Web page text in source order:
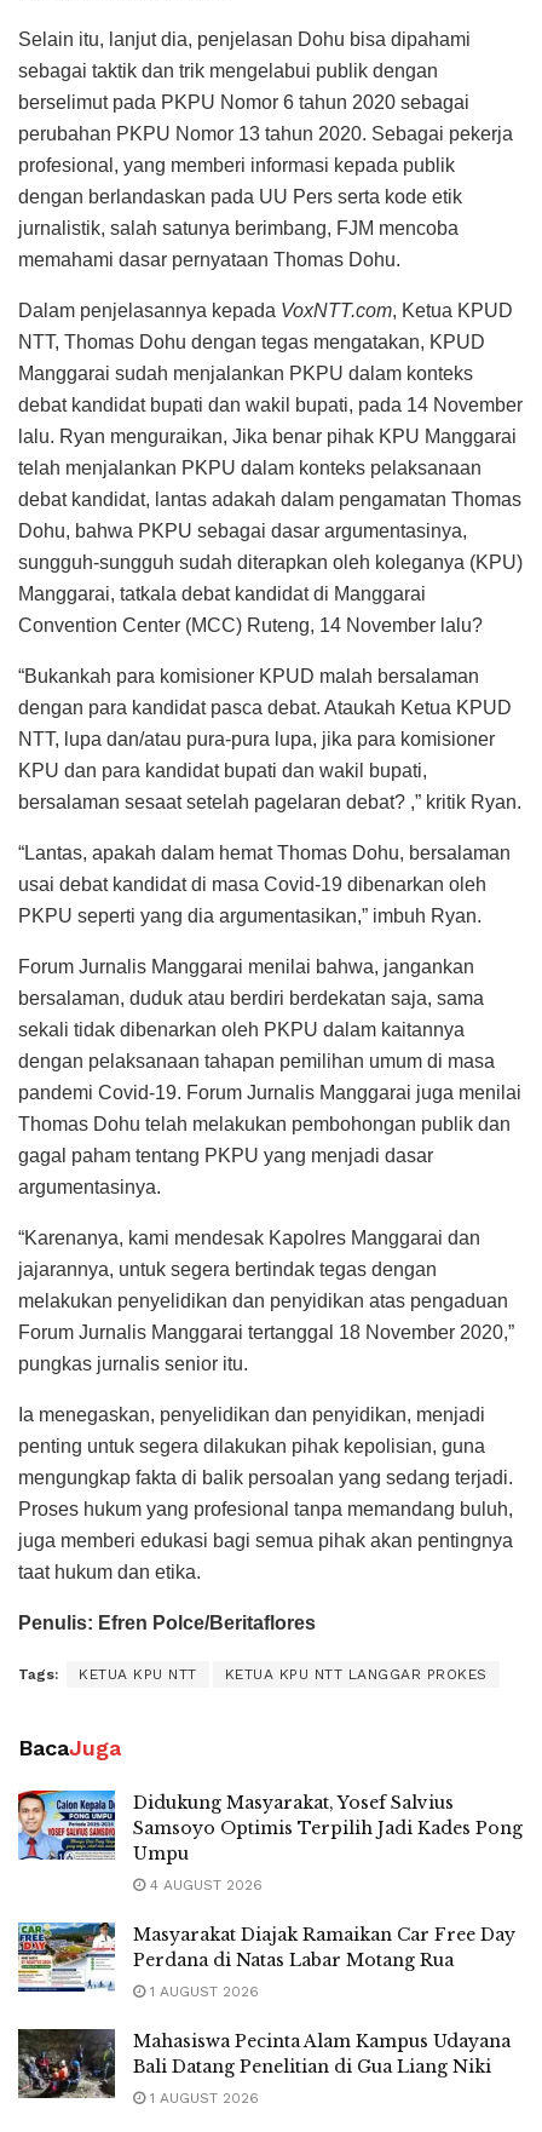
Selain itu, lanjut dia, penjelasan Dohu bisa dipahami
sebagai taktik dan trik mengelabui publik dengan
berselimut pada PKPU Nomor 6 tahun 2020 sebagai
perubahan PKPU Nomor 13 tahun 2020. Sebagai pekerja
profesional, yang memberi informasi kepada publik
dengan berlandaskan pada UU Pers serta kode etik
jurnalistik, salah satunya berimbang, FJM mencoba
memahami dasar pernyataan Thomas Dohu.
Dalam penjelasannya kepada VoxNTT.com, Ketua KPUD
NTT, Thomas Dohu dengan tegas mengatakan, KPUD
Manggarai sudah menjalankan PKPU dalam konteks
debat kandidat bupati dan wakil bupati, pada 14 November
lalu. Ryan menguraikan, Jika benar pihak KPU Manggarai
telah menjalankan PKPU dalam konteks pelaksanaan
debat kandidat, lantas adakah dalam pengamatan Thomas
Dohu, bahwa PKPU sebagai dasar argumentasinya,
sungguh-sungguh sudah diterapkan oleh koleganya (KPU)
Manggarai, tatkala debat kandidat di Manggarai
Convention Center (MCC) Ruteng, 14 November lalu?
“Bukankah para komisioner KPUD malah bersalaman
dengan para kandidat pasca debat. Ataukah Ketua KPUD
NTT, lupa dan/atau pura-pura lupa, jika para komisioner
KPU dan para kandidat bupati dan wakil bupati,
bersalaman sesaat setelah pagelaran debat? ,” kritik Ryan.
“Lantas, apakah dalam hemat Thomas Dohu, bersalaman
usai debat kandidat di masa Covid-19 dibenarkan oleh
PKPU seperti yang dia argumentasikan,” imbuh Ryan.
Forum Jurnalis Manggarai menilai bahwa, jangankan
bersalaman, duduk atau berdiri berdekatan saja, sama
sekali tidak dibenarkan oleh PKPU dalam kaitannya
dengan pelaksanaan tahapan pemilihan umum di masa
pandemi Covid-19. Forum Jurnalis Manggarai juga menilai
Thomas Dohu telah melakukan pembohongan publik dan
gagal paham tentang PKPU yang menjadi dasar
argumentasinya.
“Karenanya, kami mendesak Kapolres Manggarai dan
jajarannya, untuk segera bertindak tegas dengan
melakukan penyelidikan dan penyidikan atas pengaduan
Forum Jurnalis Manggarai tertanggal 18 November 2020,”
pungkas jurnalis senior itu.
Ia menegaskan, penyelidikan dan penyidikan, menjadi
penting untuk segera dilakukan pihak kepolisian, guna
mengungkap fakta di balik persoalan yang sedang terjadi.
Proses hukum yang profesional tanpa memandang buluh,
juga memberi edukasi bagi semua pihak akan pentingnya
taat hukum dan etika.
Penulis: Efren Polce/Beritaflores
Tags: KETUA KPU NTT KETUA KPU NTT LANGGAR PROKES
BacaJuga
Didukung Masyarakat, Yosef Salvius
Samsoyo Optimis Terpilih Jadi Kades Pong
Umpu
4 AUGUST 2026
Masyarakat Diajak Ramaikan Car Free Day
Perdana di Natas Labar Motang Rua
1 AUGUST 2026
Mahasiswa Pecinta Alam Kampus Udayana
Bali Datang Penelitian di Gua Liang Niki
1 AUGUST 2026